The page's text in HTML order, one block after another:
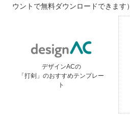
ウントで無料ダウンロードできます）
デザインACの
「打剣」のおすすめテンプレー
ト